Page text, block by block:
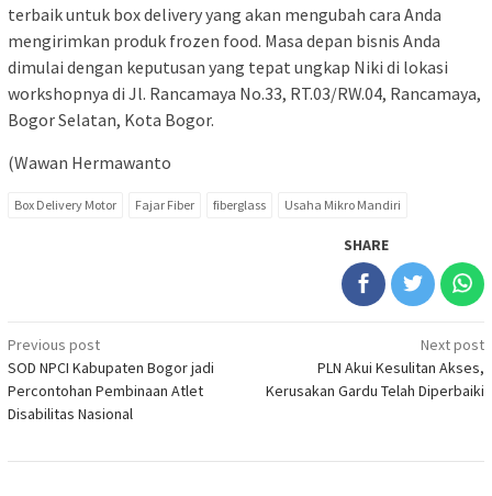
terbaik untuk box delivery yang akan mengubah cara Anda
mengirimkan produk frozen food. Masa depan bisnis Anda
dimulai dengan keputusan yang tepat ungkap Niki di lokasi
workshopnya di Jl. Rancamaya No.33, RT.03/RW.04, Rancamaya,
Bogor Selatan, Kota Bogor.
(Wawan Hermawanto
Box Delivery Motor Fajar Fiber fiberglass Usaha Mikro Mandiri
SHARE
Post
navigation
Previous post
SOD NPCI Kabupaten Bogor jadi
Percontohan Pembinaan Atlet
Disabilitas Nasional
Next post
PLN Akui Kesulitan Akses,
Kerusakan Gardu Telah Diperbaiki